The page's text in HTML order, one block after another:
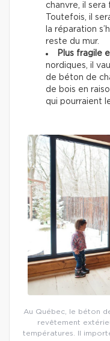
chanvre, il sera
Toutefois, il
la réparation
reste du mur.
Plus fragile
nordiques, il
de béton de
de bois en
qui pourraient
Au Québec, le béton
revêtement
températures. Il